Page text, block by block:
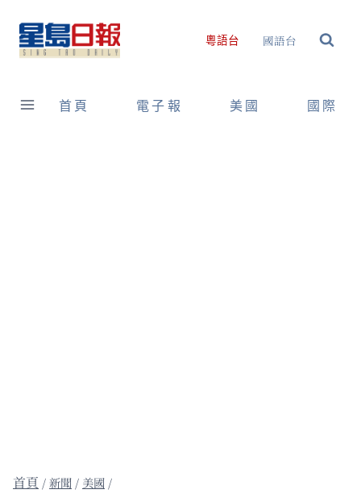
content
粵語台 國語台
首頁 電子報 美國 國際
/新聞 / 美國 /